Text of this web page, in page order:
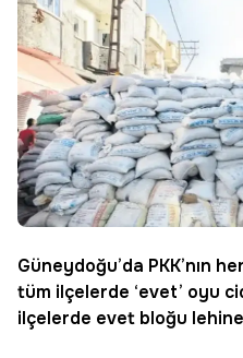
Güneydoğu’da PKK’nın
tüm ilçelerde ‘evet’ oyu
ilçelerde evet bloğu